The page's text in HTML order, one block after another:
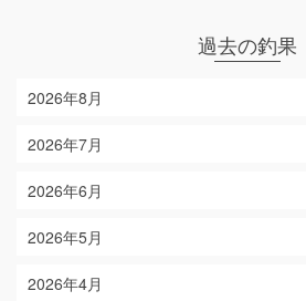
過去の釣果
2026年8月
2026年7月
2026年6月
2026年5月
2026年4月